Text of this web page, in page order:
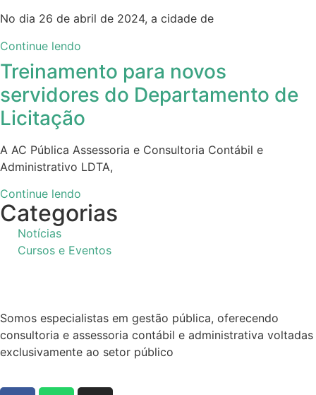
No dia 26 de abril de 2024, a cidade de
Continue lendo
Treinamento para novos
servidores do Departamento de
Licitação
A AC Pública Assessoria e Consultoria Contábil e
Administrativo LDTA,
Continue lendo
Categorias
Notícias
Cursos e Eventos
Somos especialistas em gestão pública, oferecendo
consultoria e assessoria contábil e administrativa voltadas
exclusivamente ao setor público